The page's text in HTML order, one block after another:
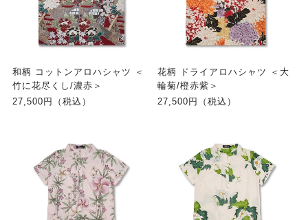
和柄 コットンアロハシャツ ＜
竹に花尽くし/濃赤＞
27,500円（税込）
花柄 ドライアロハシャツ ＜大
輪菊/橙赤紫＞
27,500円（税込）